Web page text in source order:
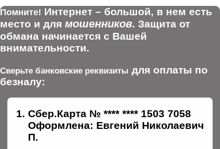
Помните! Интернет – большой, в нем есть
место и для мошенников. Защита от
обмана начинается с Вашей
внимательности.
Сверьте банковские реквизиты для оплаты по
безналу:
Сбер.Карта № **** **** 1503 7058
Оформлена: Евгений Николаевич
П.